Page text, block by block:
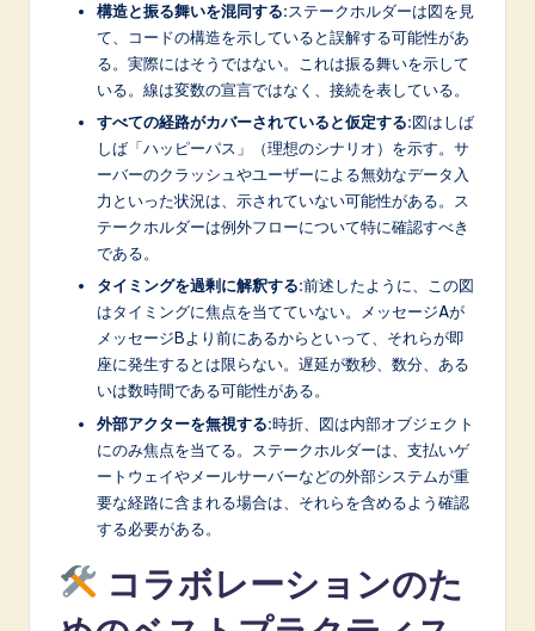
構造と振る舞いを混同する:ステークホルダーは図を見
て、コードの構造を示していると誤解する可能性があ
る。実際にはそうではない。これは振る舞いを示して
いる。線は変数の宣言ではなく、接続を表している。
すべての経路がカバーされていると仮定する:図はしば
しば「ハッピーパス」（理想のシナリオ）を示す。サ
ーバーのクラッシュやユーザーによる無効なデータ入
力といった状況は、示されていない可能性がある。ス
テークホルダーは例外フローについて特に確認すべき
である。
タイミングを過剰に解釈する:前述したように、この図
はタイミングに焦点を当てていない。メッセージAが
メッセージBより前にあるからといって、それらが即
座に発生するとは限らない。遅延が数秒、数分、ある
いは数時間である可能性がある。
外部アクターを無視する:時折、図は内部オブジェクト
にのみ焦点を当てる。ステークホルダーは、支払いゲ
ートウェイやメールサーバーなどの外部システムが重
要な経路に含まれる場合は、それらを含めるよう確認
する必要がある。
コラボレーションのた